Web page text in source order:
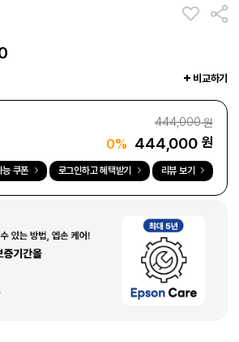
비교하기
444,000원
0% 444,000 원
능 쿠폰 로그인하고 혜택받기 리뷰 보기